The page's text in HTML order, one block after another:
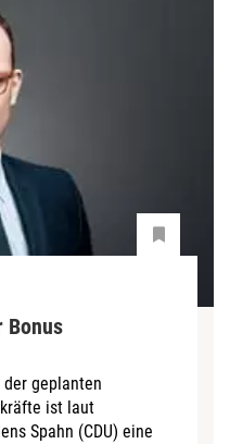
Bonus
geplanten
ist laut
Spahn (CDU) eine